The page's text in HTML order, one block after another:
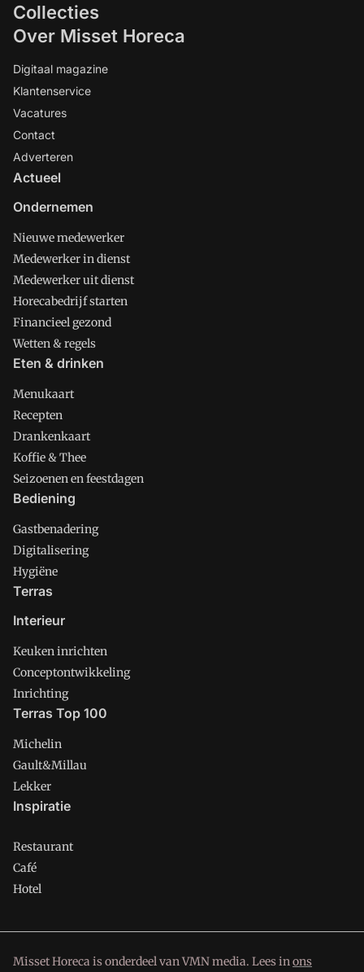
Collecties
Over Misset Horeca
Digitaal magazine
Klantenservice
Vacatures
Contact
Adverteren
Actueel
Ondernemen
Nieuwe medewerker
Medewerker in dienst
Medewerker uit dienst
Horecabedrijf starten
Financieel gezond
Wetten & regels
Eten & drinken
Menukaart
Recepten
Drankenkaart
Koffie & Thee
Seizoenen en feestdagen
Bediening
Gastbenadering
Digitalisering
Hygiëne
Terras
Interieur
Keuken inrichten
Conceptontwikkeling
Inrichting
Terras Top 100
Michelin
Gault&Millau
Lekker
Inspiratie
Restaurant
Café
Hotel
Misset Horeca is onderdeel van VMN media. Lees inons